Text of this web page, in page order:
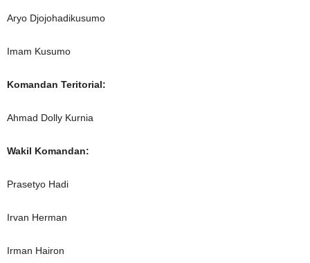
Aryo Djojohadikusumo
Imam Kusumo
Komandan Teritorial:
Ahmad Dolly Kurnia
Wakil Komandan:
Prasetyo Hadi
Irvan Herman
Irman Hairon